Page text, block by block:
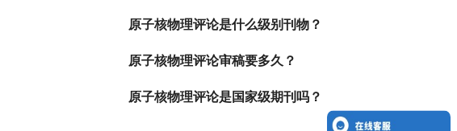
原子核物理评论是什么级别刊物？
原子核物理评论审稿要多久？
原子核物理评论是国家级期刊吗？